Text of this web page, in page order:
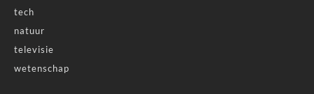
tech
natuur
televisie
wetenschap